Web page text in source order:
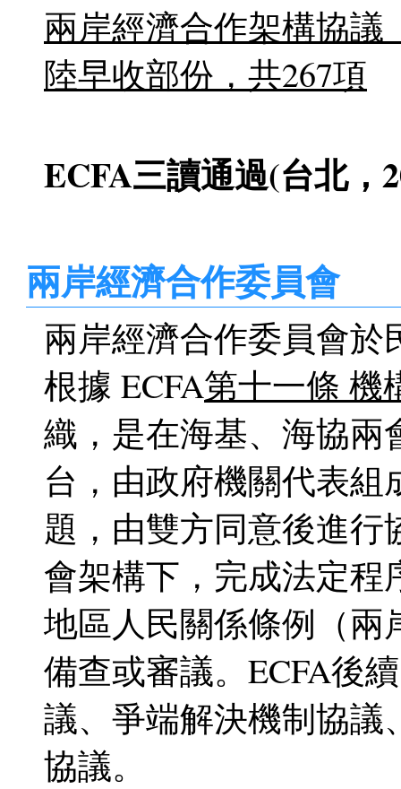
兩岸經濟合作架構協議
陸早收部份，共267項
ECFA三讀通過(台北，
兩岸經濟合作委員會
兩岸經濟合作委員會於
根據 ECFA第十一條 機
織，是在海基、海協兩
台，由政府機關代表組
題，由雙方同意後進
會架構下，完成法定
地區人民關係條例（兩
備查或審議。ECFA後
議、爭端解決機制協議
協議。